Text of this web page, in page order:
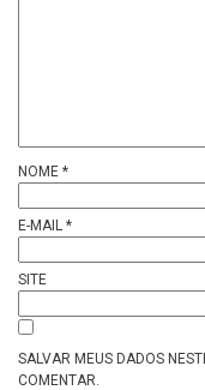
NOME *
E-MAIL *
SITE
SALVAR MEUS DADOS
COMENTAR.